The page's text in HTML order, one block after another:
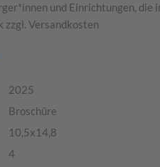
und Einrichtungen, die
zzgl. Versandkosten
2025
Broschüre
10,5x14,8
4